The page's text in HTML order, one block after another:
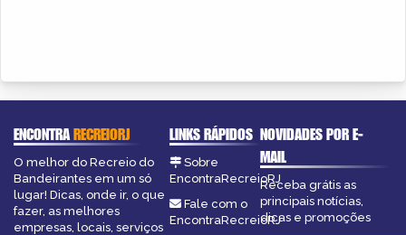
ENCONTRARECREIORJ
O melhor do Recreio do
Bandeirantes em um só
lugar! Dicas, onde ir, o que
fazer, as melhores
empresas, locais, serviços
LINKS RÁPIDOS
Sobre
EncontraRecreioRJ
Fale com o
EncontraRecreioRJ
NOVIDADES POR E-
MAIL
Receba grátis as
principais notícias,
dicas e promoções